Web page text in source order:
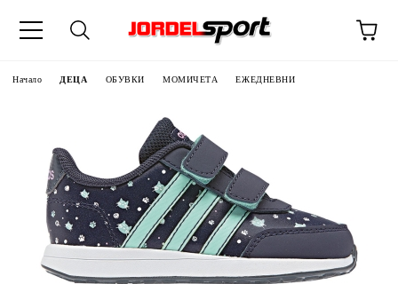
Начало ДЕЦА ОБУВКИ МОМИЧЕТА ЕЖЕДНЕВНИ